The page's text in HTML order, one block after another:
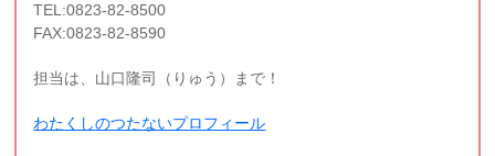
TEL:0823-82-8500
FAX:0823-82-8590
担当は、山口隆司（りゅう）まで！
わたくしのつたないプロフィール